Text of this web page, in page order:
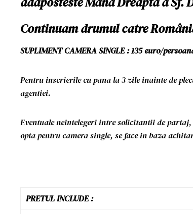
Continuam drumul catre
SUPLIMENT CAMERA SINGLE : 135 euro/
Pentru inscrierile cu pana la 3 zile inainte de
agentiei.
Eventuale neintelegeri intre solicitantii de
opta pentru camera single, se face in baza
PRETUL INCLUDE :